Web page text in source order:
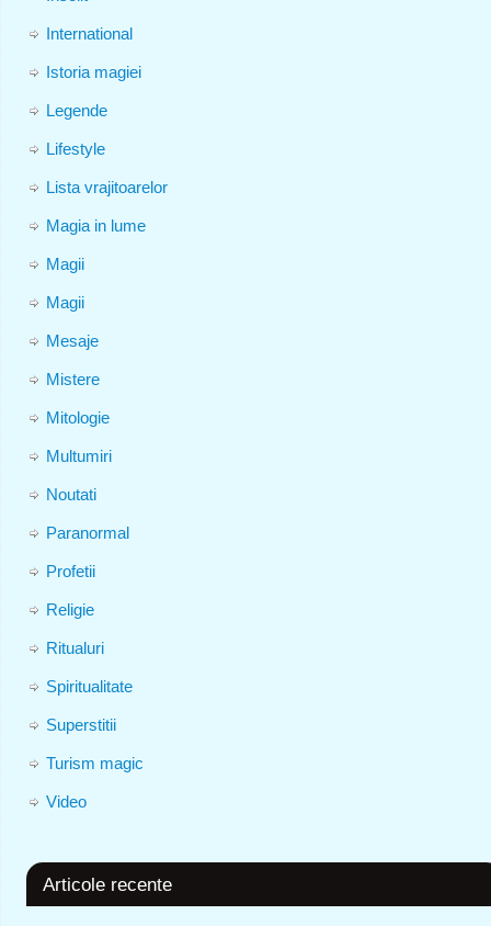
International
Istoria magiei
Legende
Lifestyle
Lista vrajitoarelor
Magia in lume
Magii
Magii
Mesaje
Mistere
Mitologie
Multumiri
Noutati
Paranormal
Profetii
Religie
Ritualuri
Spiritualitate
Superstitii
Turism magic
Video
Articole recente